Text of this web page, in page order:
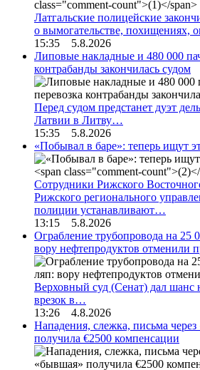
Латгальские полицейские
о вымогательстве, похищениях,
15:35 5.8.2026
Липовые накладные и 480 000
контрабанды закончилась судом
Перед судом предстанет дуэт
Латвии в Литву…
15:35 5.8.2026
«Побывал в баре»: теперь ищут
Сотрудники Рижского
Рижского регионального
полиции устанавливают…
13:15 5.8.2026
Ограбление трубопровода на 25
вору нефтепродуктов отменили
Верховный суд (Сенат) дал шанс
врезок в…
13:26 4.8.2026
Нападения, слежка, письма
получила €2500 компенсации